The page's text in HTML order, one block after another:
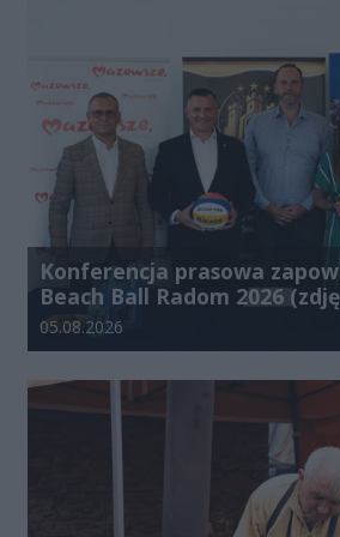
Konferencja prasowa
Beach Ball Radom 2026
Data dodania galerii:
05.08.2026